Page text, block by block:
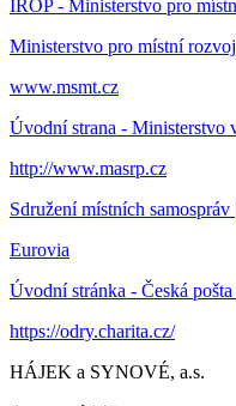
IROP - Ministerstvo pro
Ministerstvo pro místní
www.msmt.cz
Úvodní strana - Ministerstvo
http://www.masrp.cz
Sdružení místních
Eurovia
Úvodní stránka - Česká pošta
https://odry.charita.cz/
HÁJEK a SYNOVÉ, a.s.